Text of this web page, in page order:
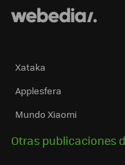
Xataka
Applesfera
Mundo Xiaomi
Otras publicaciones